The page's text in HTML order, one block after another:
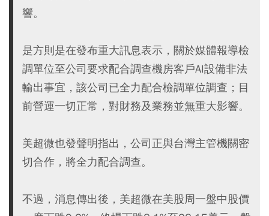
響。
是方則是在發布重大訊息表示，關於媒體報導檢
調單位至公司要求配合調查機房客戶AI設備非法
輸出事宜，該公司已全力配合檢調單位調查；目
前營運一切正常，對財務及業務並無重大影響。
美超微也發聲明指出，公司正與台灣主管機關密
切合作，將全力配合調查。
不過，消息傳出後，美超微在美股周一盤中股價